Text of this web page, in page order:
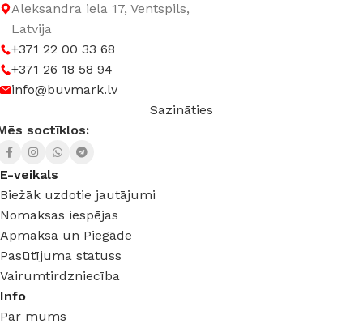
Aleksandra iela 17, Ventspils,
Latvija
+371 22 00 33 68
+371 26 18 58 94
info@buvmark.lv
Sazināties
soctīklos:
E-veikals
Biežāk uzdotie jautājumi
Nomaksas iespējas
Apmaksa un Piegāde
Pasūtījuma statuss
Vairumtirdzniecība
Info
Par mums